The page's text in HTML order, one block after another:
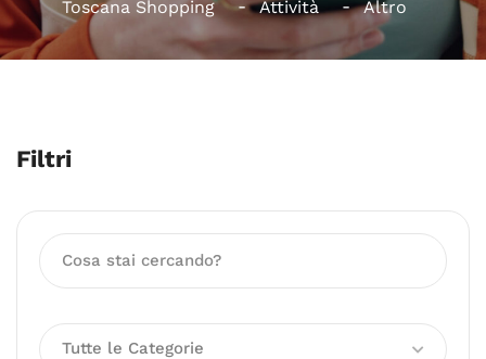
Toscana Shopping Attività Altro
Filtri
Tutte le Categorie